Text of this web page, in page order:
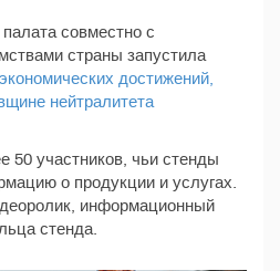
совместно с
страны запустила
достижений,
нейтралитета
50 участников, чьи стенды
о продукции и услугах.
информационный
стенда.